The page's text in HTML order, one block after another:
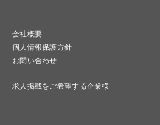
会社概要
個人情報保護方針
お問い合わせ
求人掲載をご希望する企業様